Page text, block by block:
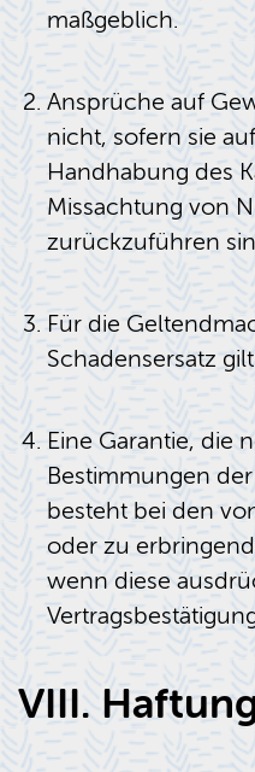
maßgeblich.
Ansprüche auf
nicht, sofern sie
Handhabung des
Missachtung von
zurückzuführen
Für die
Schadensersatz
Eine Garantie, die
Bestimmungen
besteht bei den
oder zu
wenn diese
VIII.